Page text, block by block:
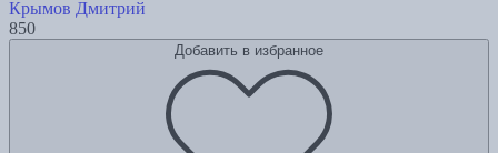
Крымов Дмитрий
850
Добавить в избранное